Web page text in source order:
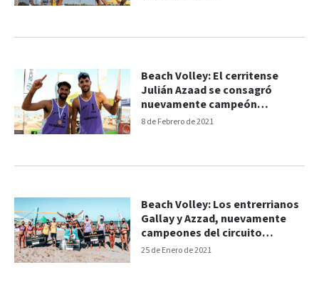
8 de Febrero de 2021
Beach Volley: El cerritense
Julián Azaad se consagró
nuevamente campeón
argentino
25 de Enero de 2021
Beach Volley: Los entrerrianos
Gallay y Azzad, nuevamente
campeones del circuito
nacional